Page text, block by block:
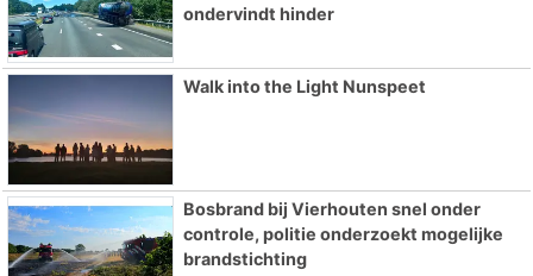
ondervindt hinder
Walk into the Light Nunspeet
Bosbrand bij Vierhouten snel onder
controle, politie onderzoekt mogelijke
brandstichting